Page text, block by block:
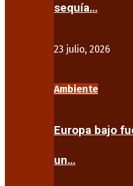
sequía…
23 julio, 2026
Ambiente
Europa bajo
un…